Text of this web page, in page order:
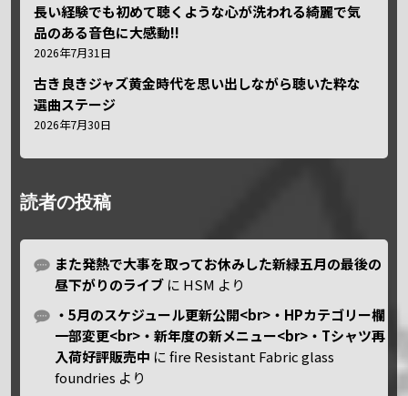
長い経験でも初めて聴くような心が洗われる綺麗で気
品のある音色に大感動!!
2026年7月31日
古き良きジャズ黄金時代を思い出しながら聴いた粋な
選曲ステージ
2026年7月30日
読者の投稿
また発熱で大事を取ってお休みした新緑五月の最後の
昼下がりのライブ に HSM より
・5月のスケジュール更新公開<br>・HPカテゴリー欄
一部変更<br>・新年度の新メニュー<br>・Tシャツ再
入荷好評販売中 にfire Resistant Fabric glass
foundries より